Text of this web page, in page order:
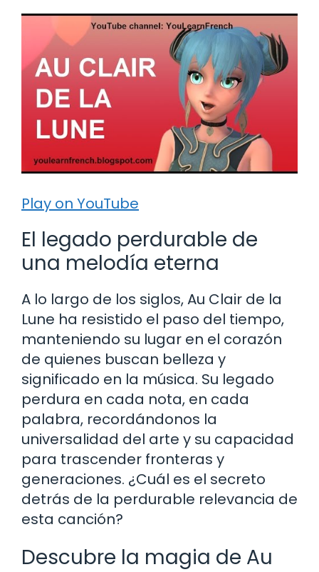
Play on YouTube
El legado perdurable de
una melodía eterna
A lo largo de los siglos, Au Clair de la
Lune ha resistido el paso del tiempo,
manteniendo su lugar en el corazón
de quienes buscan belleza y
significado en la música. Su legado
perdura en cada nota, en cada
palabra, recordándonos la
universalidad del arte y su capacidad
para trascender fronteras y
generaciones. ¿Cuál es el secreto
detrás de la perdurable relevancia de
esta canción?
Descubre la magia de Au